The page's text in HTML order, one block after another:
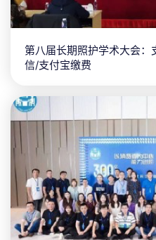
2025世界数字教育大会：
员后台审核
第八届长期照护学术大会